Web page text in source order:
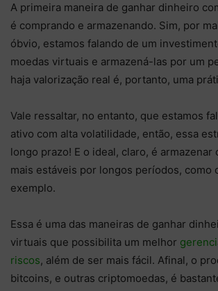
A primeira maneira de ganhar dinheiro
é comprando e armazenando. Sim, por
óbvio, estamos falando de um
moedas virtuais e armazená-las por um
haja valorização real é, portanto, uma
Vale ressaltar, no entanto, que estamos
ativo com alta volatilidade, então, essa
longo prazo! E o ideal, claro, é armazenar
mais estáveis por longos períodos, como
exemplo.
Essa é uma das maneiras de ganhar
virtuais que possibilita um melhor
riscos, além de ser mais fácil. Afinal, o
bitcoins, e outras criptomoedas, é